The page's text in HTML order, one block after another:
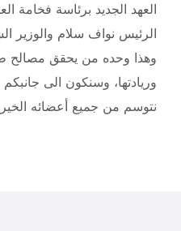
العهد الجديد برئاسة فخامة
الرئيس نواف سلام والوزير
وهذا وحده من يحقق مصالح
وريادتها، وسنكون الى
نتوسم من جميع أعضائه الخير